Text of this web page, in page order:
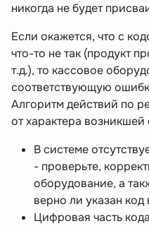
никогда не будет
Если окажется, что с
что-то не так (продукт
т.д.), то кассовое
соответствующую
Алгоритм действий по
от характера
В системе
- проверьте,
оборудование, а
верно ли указан
Цифровая часть